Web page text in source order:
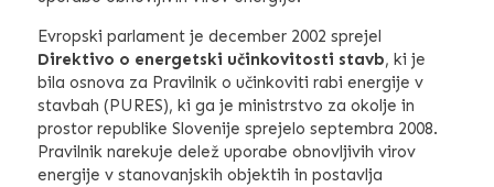
Evropski parlament je december 2002 sprejel
Direktivo o energetski učinkovitosti stavb, ki je
bila osnova za Pravilnik o učinkoviti rabi energije v
stavbah (PURES), ki ga je ministrstvo za okolje in
prostor republike Slovenije sprejelo septembra 2008.
Pravilnik narekuje delež uporabe obnovljivih virov
energije v stanovanjskih objektih in postavlja